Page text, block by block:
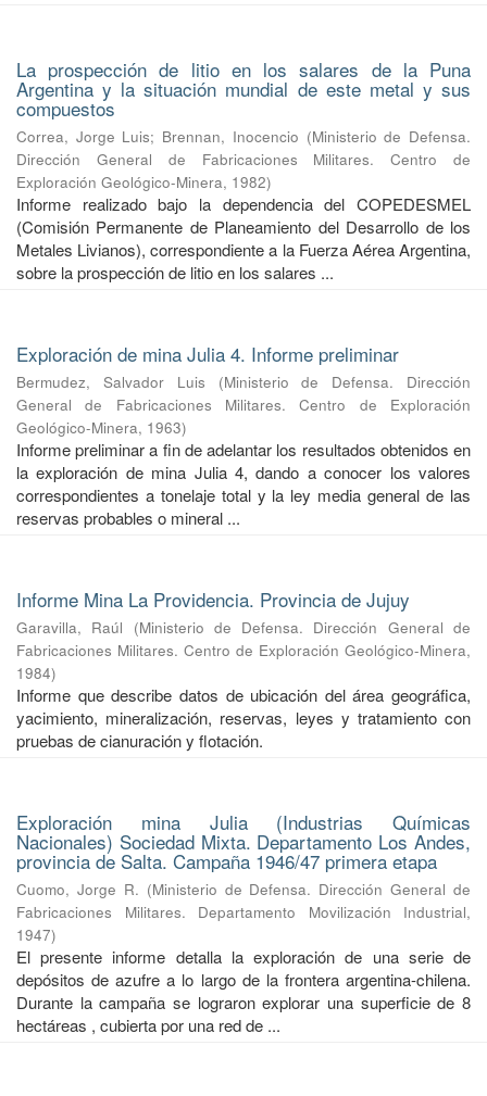
La prospección de litio en los salares de la Puna
Argentina y la situación mundial de este metal y sus
compuestos
Correa, Jorge Luis; Brennan, Inocencio (Ministerio de Defensa.
Dirección General de Fabricaciones Militares. Centro de
Exploración Geológico-Minera, 1982)
Informe realizado bajo la dependencia del COPEDESMEL
(Comisión Permanente de Planeamiento del Desarrollo de los
Metales Livianos), correspondiente a la Fuerza Aérea Argentina,
sobre la prospección de litio en los salares ...
Exploración de mina Julia 4. Informe preliminar
Bermudez, Salvador Luis (Ministerio de Defensa. Dirección
General de Fabricaciones Militares. Centro de Exploración
Geológico-Minera, 1963)
Informe preliminar a fin de adelantar los resultados obtenidos en
la exploración de mina Julia 4, dando a conocer los valores
correspondientes a tonelaje total y la ley media general de las
reservas probables o mineral ...
Informe Mina La Providencia. Provincia de Jujuy
Garavilla, Raúl (Ministerio de Defensa. Dirección General de
Fabricaciones Militares. Centro de Exploración Geológico-Minera,
1984)
Informe que describe datos de ubicación del área geográfica,
yacimiento, mineralización, reservas, leyes y tratamiento con
pruebas de cianuración y flotación.
Exploración mina Julia (Industrias Químicas
Nacionales) Sociedad Mixta. Departamento Los Andes,
provincia de Salta. Campaña 1946/47 primera etapa
Cuomo, Jorge R. (Ministerio de Defensa. Dirección General de
Fabricaciones Militares. Departamento Movilización Industrial,
1947)
El presente informe detalla la exploración de una serie de
depósitos de azufre a lo largo de la frontera argentina-chilena.
Durante la campaña se lograron explorar una superficie de 8
hectáreas , cubierta por una red de ...